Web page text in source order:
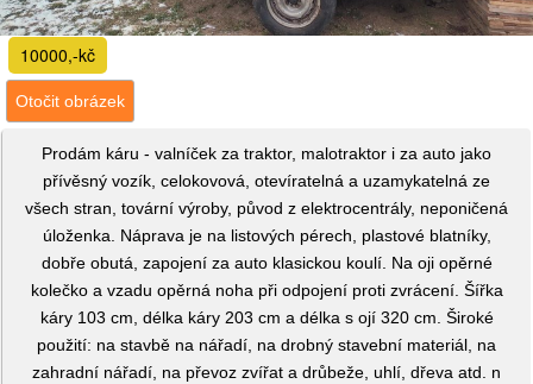
10000,-kč
Otočit obrázek
Prodám káru - valníček za traktor, malotraktor i za auto jako
přívěsný vozík, celokovová, otevíratelná a uzamykatelná ze
všech stran, tovární výroby, původ z elektrocentrály, neponičená
úloženka. Náprava je na listových pérech, plastové blatníky,
dobře obutá, zapojení za auto klasickou koulí. Na oji opěrné
kolečko a vzadu opěrná noha při odpojení proti zvrácení. Šířka
káry 103 cm, délka káry 203 cm a délka s ojí 320 cm. Široké
použití: na stavbě na nářadí, na drobný stavební materiál, na
zahradní nářadí, na převoz zvířat a drůbeže, uhlí, dřeva atd. n